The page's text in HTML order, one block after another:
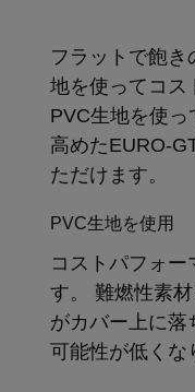
フラットで飽き
地を使ってコス
PVC生地を使
高めたEURO-
ただけます。
PVC生地を使用
コストパフォ
す。 難燃性素
がカバー上に落
可能性が低くな